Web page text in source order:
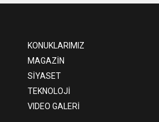
KONUKLARIMIZ
MAGAZİN
SİYASET
TEKNOLOJİ
VIDEO GALERİ